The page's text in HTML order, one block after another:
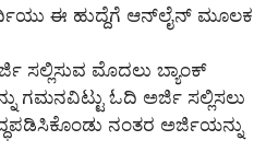
ಈ ಹುದ್ದೆಗೆ ಆನ್‌ಲೈನ್‌ ಮೂಲಕ
ಸಲ್ಲಿಸುವ ಮೊದಲು ಬ್ಯಾಂಕ್
ಗಮನವಿಟ್ಟು ಓದಿ ಅರ್ಜಿ ಸಲ್ಲಿಸಲು
ನಂತರ ಅರ್ಜಿಯನ್ನು